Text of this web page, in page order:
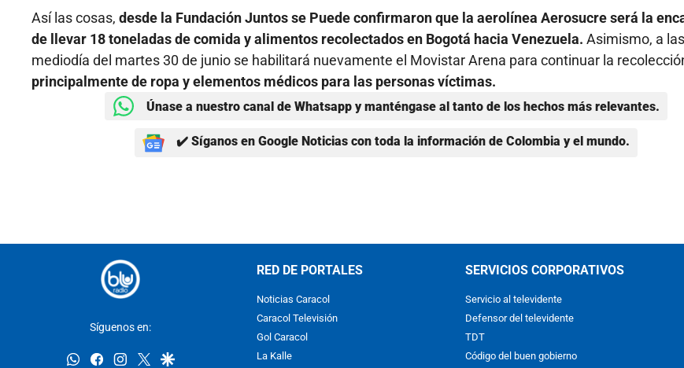
Así las cosas, desde la Fundación Juntos se Puede confirmaron que la aerolínea Aerosucre será la
de llevar 18 toneladas de comida y alimentos recolectados en Bogotá hacia Venezuela. Asimismo, a
mediodía del martes 30 de junio se habilitará nuevamente el Movistar Arena para continuar la
principalmente de ropa y elementos médicos para las personas víctimas.
Únase a nuestro canal de Whatsapp y manténgase al tanto de los hechos más relevantes.
✔️ Síganos en Google Noticias con toda la información de Colombia y el mundo.
Síguenos en:
whatsappfacebookinstagram
twittergoogle
RED DE PORTALES
Noticias Caracol
Caracol Televisión
Gol Caracol
La Kalle
SERVICIOS CORPORATIVOS
Servicio al televidente
Defensor del televidente
TDT
Código del buen gobierno